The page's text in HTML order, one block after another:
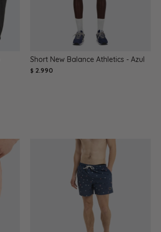
Short New Balance Athletics - Azul
$ 2.990